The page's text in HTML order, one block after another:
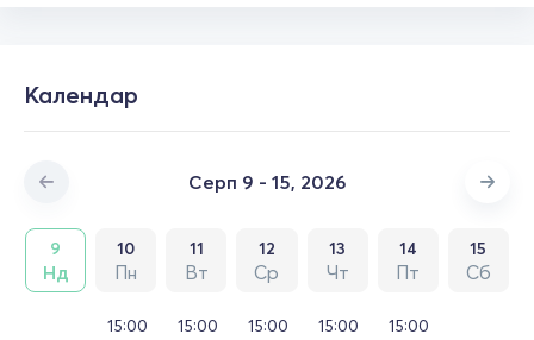
Календар
Серп 9 - 15, 2026
9
Нд
10
Пн
11
Вт
12
Ср
13
Чт
14
Пт
15
Сб
15:00 15:00 15:00 15:00 15:00